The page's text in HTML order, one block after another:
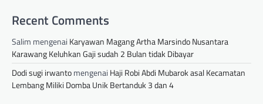
Recent Comments
Salim mengenai Karyawan Magang Artha Marsindo Nusantara
Karawang Keluhkan Gaji sudah 2 Bulan tidak Dibayar
Dodi sugi irwantomengenai Haji Robi Abdi Mubarok asal Kecamatan
Lembang Miliki Domba Unik Bertanduk 3 dan 4